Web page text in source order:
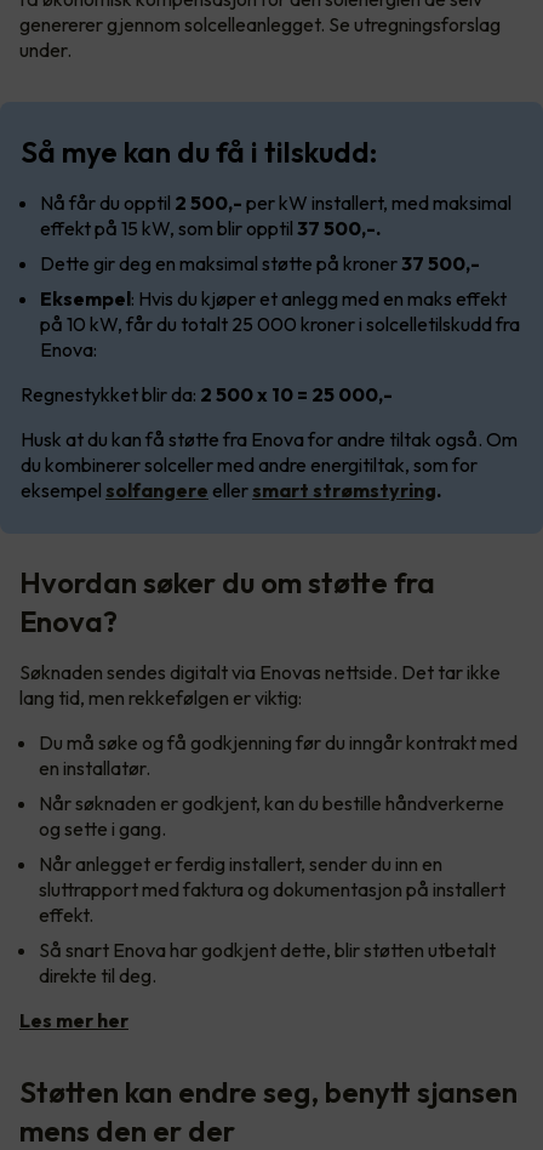
genererer gjennom solcelleanlegget. Se utregningsforslag
under.
Så mye kan du få i tilskudd:
Nå får du opptil 2 500,- per kW installert, med maksimal
effekt på 15 kW, som blir opptil 37 500,-.
Dette gir deg en maksimal støtte på kroner37 500,-
Eksempel: Hvis du kjøper et anlegg med en maks effekt
på 10 kW, får du totalt 25 000 kroner i solcelletilskudd fra
Enova:
Regnestykket blir da: 2 500 x 10 = 25 000,-
Husk at du kan få støtte fra Enova for andre tiltak også. Om
du kombinerer solceller med andre energitiltak, som for
eksempel solfangere eller smart strømstyring.
Hvordan søker du om støtte fra
Enova?
Søknaden sendes digitalt via Enovas nettside. Det tar ikke
lang tid, men rekkefølgen er viktig:
Du må søke og få godkjenning før du inngår kontrakt med
en installatør.
Når søknaden er godkjent, kan du bestille håndverkerne
og sette i gang.
Når anlegget er ferdig installert, sender du inn en
sluttrapport med faktura og dokumentasjon på installert
effekt.
Så snart Enova har godkjent dette, blir støtten utbetalt
direkte til deg.
Les mer her
Støtten kan endre seg, benytt sjansen
mens den er der